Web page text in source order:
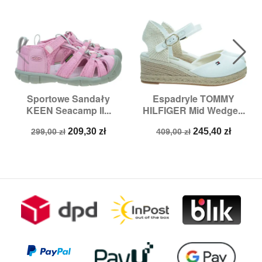
Sportowe Sandały
KEEN Seacamp II...
Cena
299,00 zł Cena
209,30 zł
Espadryle TOMMY
HILFIGER Mid Wedge...
Cena
409,00 zł Cena
245,40 zł